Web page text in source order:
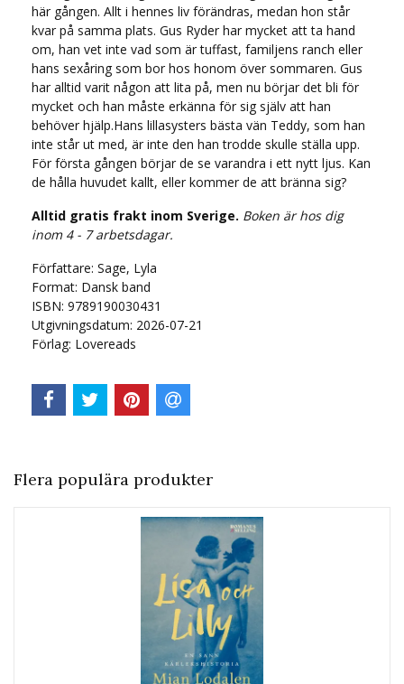
här gången. Allt i hennes liv förändras, medan hon står
kvar på samma plats. Gus Ryder har mycket att ta hand
om, han vet inte vad som är tuffast, familjens ranch eller
hans sexåring som bor hos honom över sommaren. Gus
har alltid varit någon att lita på, men nu börjar det bli för
mycket och han måste erkänna för sig själv att han
behöver hjälp.Hans lillasysters bästa vän Teddy, som han
inte står ut med, är inte den han trodde skulle ställa upp.
För första gången börjar de se varandra i ett nytt ljus. Kan
de hålla huvudet kallt, eller kommer de att bränna sig?
Alltid gratis frakt inom Sverige. Boken är hos dig
inom 4 - 7 arbetsdagar.
Författare: Sage, Lyla
Format: Dansk band
ISBN: 9789190030431
Utgivningsdatum: 2026-07-21
Förlag: Lovereads
Flera populära produkter